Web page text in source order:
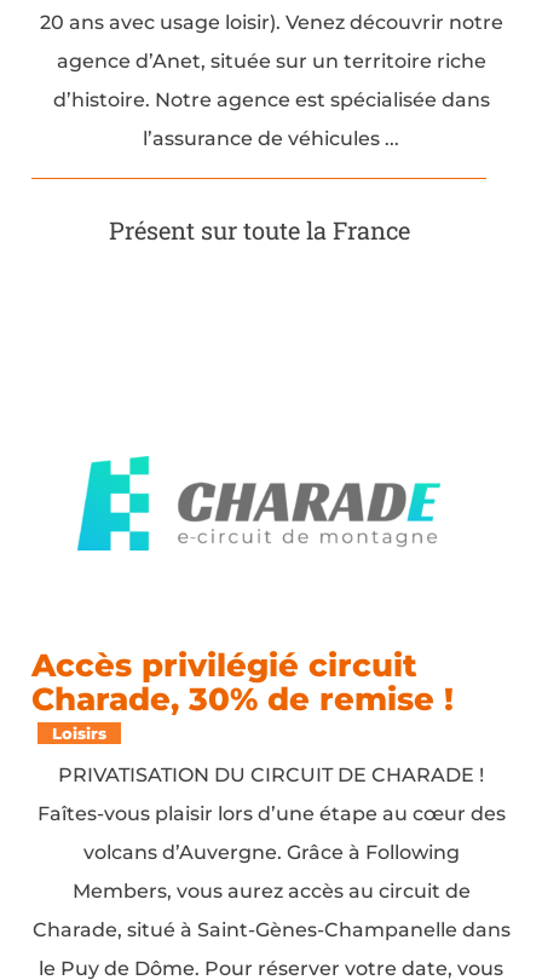
20 ans avec usage loisir). Venez découvrir notre
agence d’Anet, située sur un territoire riche
d’histoire. Notre agence est spécialisée dans
l’assurance de véhicules ...
Présent sur toute la France
Accès privilégié circuit
Charade, 30% de remise !
Loisirs
PRIVATISATION DU CIRCUIT DE CHARADE !
Faîtes-vous plaisir lors d’une étape au cœur des
volcans d’Auvergne. Grâce à Following
Members, vous aurez accès au circuit de
Charade, situé à Saint-Gènes-Champanelle dans
le Puy de Dôme. Pour réserver votre date, vous